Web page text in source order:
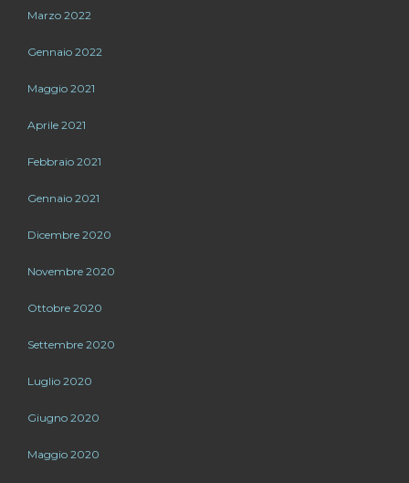
Marzo 2022
Gennaio 2022
Maggio 2021
Aprile 2021
Febbraio 2021
Gennaio 2021
Dicembre 2020
Novembre 2020
Ottobre 2020
Settembre 2020
Luglio 2020
Giugno 2020
Maggio 2020